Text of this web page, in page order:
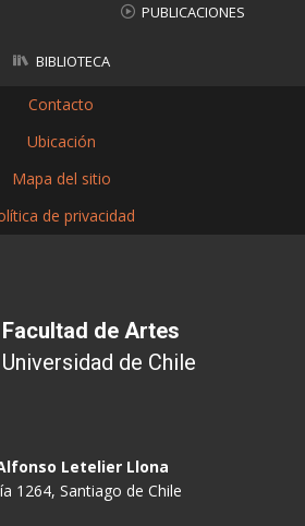
PUBLICACIONES
BIBLIOTECA
Contacto
Ubicación
Mapa del sitio
de privacidad
Facultad de Artes
Universidad de Chile
Letelier Llona
1264, Santiago de Chile